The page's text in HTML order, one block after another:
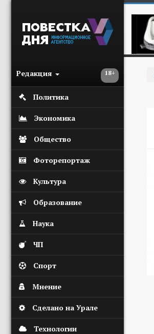
18+
Редакция
Политика
Экономика
Общество
Фоторепортаж
Культура
Образование
Наука
ЧП
Спорт
Мнение
Сделано на Урале
Технологии